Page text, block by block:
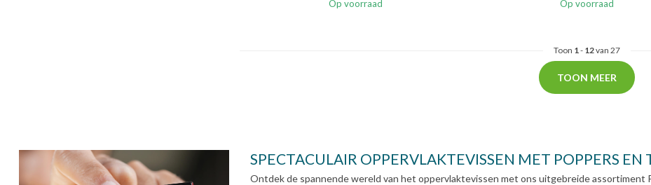
Op voorraad Op voorraad
Toon 1 - 12van 27
TOON MEER
SPECTACULAIR OPPERVLAKTEVISSEN MET POPPERS EN
Ontdek de spannende wereld van het oppervlaktevissen met ons uitgebreide assortiment